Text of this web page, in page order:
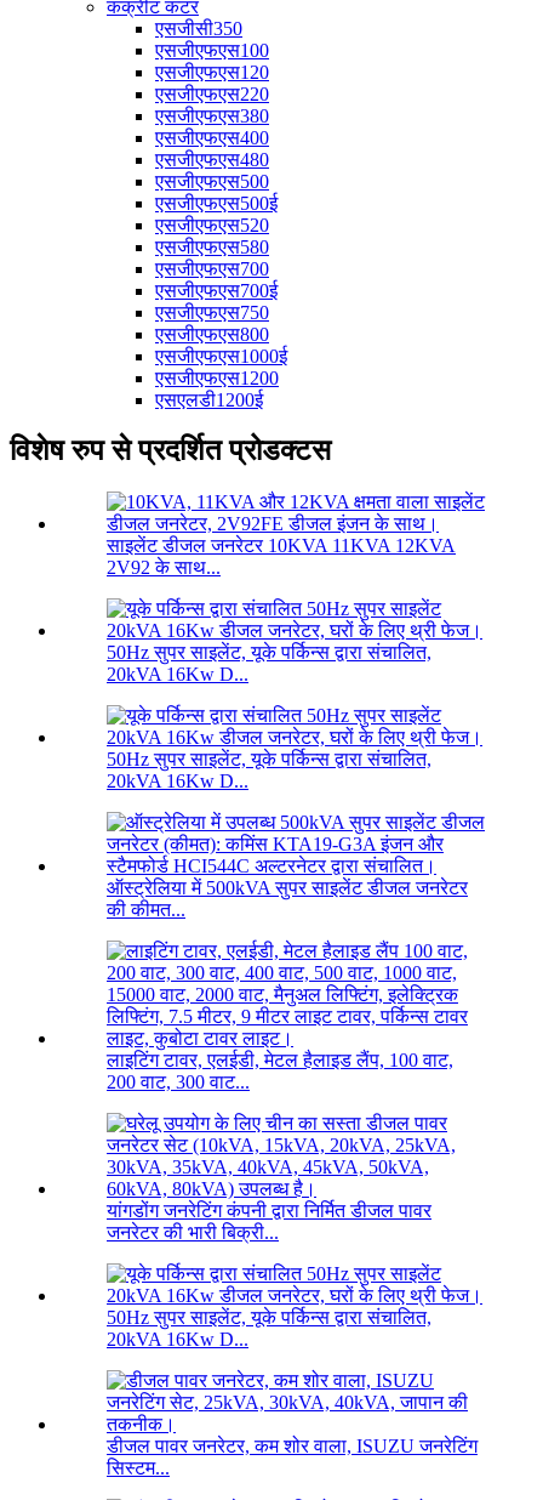
कंक्रीट कटर
एसजीसी350
एसजीएफएस100
एसजीएफएस120
एसजीएफएस220
एसजीएफएस380
एसजीएफएस400
एसजीएफएस480
एसजीएफएस500
एसजीएफएस500ई
एसजीएफएस520
एसजीएफएस580
एसजीएफएस700
एसजीएफएस700ई
एसजीएफएस750
एसजीएफएस800
एसजीएफएस1000ई
एसजीएफएस1200
एसएलडी1200ई
विशेष रुप से प्रदर्शित प्रोडक्टस
साइलेंट डीजल जनरेटर 10KVA 11KVA 12KVA
2V92 के साथ...
50Hz सुपर साइलेंट, यूके पर्किन्स द्वारा संचालित,
20kVA 16Kw D...
50Hz सुपर साइलेंट, यूके पर्किन्स द्वारा संचालित,
20kVA 16Kw D...
ऑस्ट्रेलिया में 500kVA सुपर साइलेंट डीजल जनरेटर
की कीमत...
लाइटिंग टावर, एलईडी, मेटल हैलाइड लैंप, 100 वाट,
200 वाट, 300 वाट...
यांगडोंग जनरेटिंग कंपनी द्वारा निर्मित डीजल पावर
जनरेटर की भारी बिक्री...
50Hz सुपर साइलेंट, यूके पर्किन्स द्वारा संचालित,
20kVA 16Kw D...
डीजल पावर जनरेटर, कम शोर वाला, ISUZU जनरेटिंग
सिस्टम...